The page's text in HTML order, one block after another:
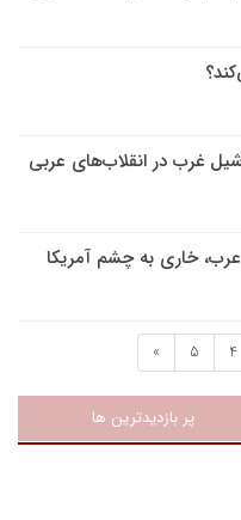
غرب در انقلاب‌هاى عربى
خاری به چشم آمریکا
4
5
»
پر بازدیدترین ها